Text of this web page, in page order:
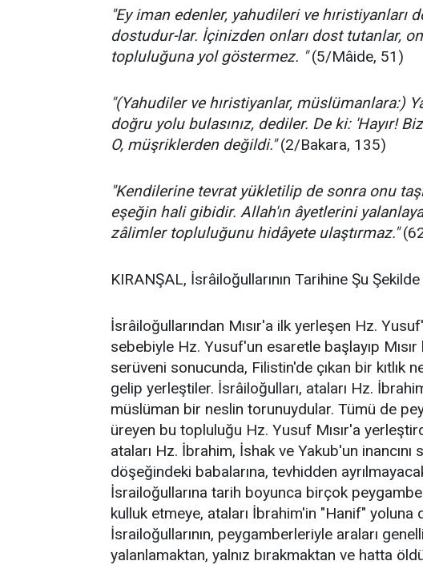
"Ey iman edenler, yahudileri ve
dostudur-lar. İçinizden onları dost tutanlar,
topluluğuna yol göstermez. "(5/Mâide, 51)
"(Yahudiler ve hıristiyanlar, müslümanlara:)
doğru yolu bulasınız, dediler. De ki: 'Hayır!
O, müşriklerden değildi."(2/Bakara, 135)
"Kendilerine tevrat yükletilip de sonra onu
eşeğin hali gibidir. Allah'ın âyetlerini
zâlimler topluluğunu hidâyete ulaştırmaz."
KIRANŞAL, İsrâiloğullarının Tarihine Şu
İsrâiloğullarından Mısır'a ilk yerleşen Hz.
sebebiyle Hz. Yusuf'un esaretle başlayıp
serüveni sonucunda, Filistin'de çıkan bir kıtlık
gelip yerleştiler. İsrâiloğulları, ataları Hz.
müslüman bir neslin torunuydular. Tümü de
üreyen bu topluluğu Hz. Yusuf Mısır'a
ataları Hz. İbrahim, İshak ve Yakub'un
döşeğindeki babalarına, tevhidden
İsrailoğullarına tarih boyunca birçok
kulluk etmeye, ataları İbrahim'in "Hanif" yoluna
İsrailoğullarının, peygamberleriyle araları
yalanlamaktan, yalnız bırakmaktan ve hatta